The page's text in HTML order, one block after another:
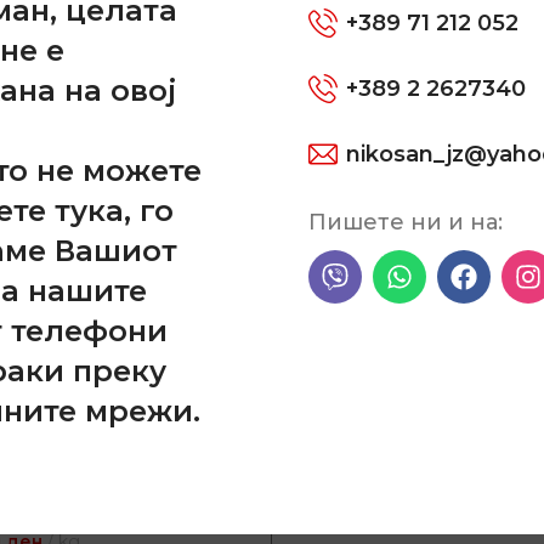
целата
е
на овој
не можете
тука, го
Вашиот
нашите
телефони
преку
мрежи.
+389 71 212 052
+389 2 2627340
Пишете ни и на:
Li2 Standard 4KG